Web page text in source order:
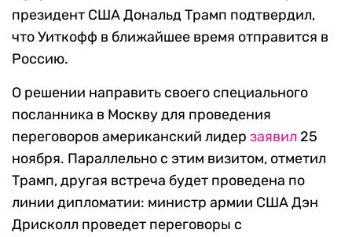
президент США Дональд Трамп подтвердил,
что Уиткофф в ближайшее время отправится в
Россию.
О решении направить своего специального
посланника в Москву для проведения
переговоров американский лидер заявил 25
ноября. Параллельно с этим визитом, отметил
Трамп, другая встреча будет проведена по
линии дипломатии: министр армии США Дэн
Дрисколл проведет переговоры с